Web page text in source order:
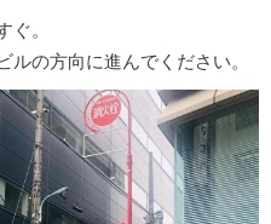
ぐ。
の方向に進んでください。